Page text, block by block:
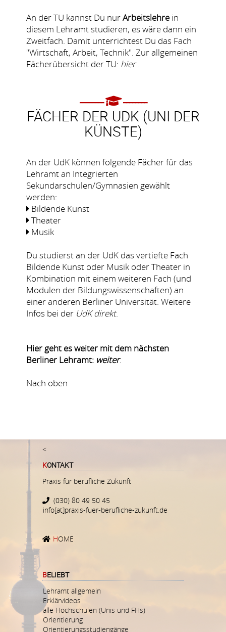
An der TU kannst Du nurArbeitslehre in
diesem Lehramt studieren, es wäre dann ein
Zweitfach. Damit unterrichtest Du das Fach
"Wirtschaft, Arbeit, Technik". Zur allgemeinen
Fächerübersicht der TU: hier.
FÄCHER DER UDK (UNI DER
KÜNSTE)
An der UdK können folgende Fächer für das
Lehramt an Integrierten
Sekundarschulen/Gymnasien gewählt
werden:
Bildende Kunst
Theater
Musik
Du studierst an der UdK das vertiefte Fach
Bildende Kunst oder Musik oder Theater in
Kombination mit einem weiteren Fach (und
Modulen der Bildungswissenschaften) an
einer anderen Berliner Universität. Weitere
Infos bei der UdK direkt.
Hier geht es weiter mit dem nächsten
Berliner Lehramt: weiter.
Nach oben
<
KONTAKT
Praxis für berufliche Zukunft
(030) 80 49 50 45
info[at]praxis-fuer-berufliche-zukunft.de
HOME
BELIEBT
Lehramt allgemein
Erklärvideos
alle Hochschulen (Unis und FHs)
Orientierung
Orientierungsstudiengänge